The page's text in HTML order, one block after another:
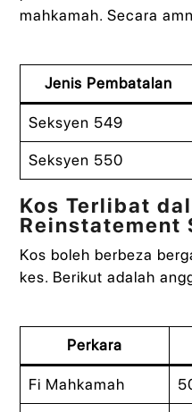
mahkamah. Secara
Jenis Pembatalan
Seksyen 549
Seksyen 550
Kos Terlibat
Reinstatement
Kos boleh berbeza
kes. Berikut adalah
Perkara
Fi Mahkamah